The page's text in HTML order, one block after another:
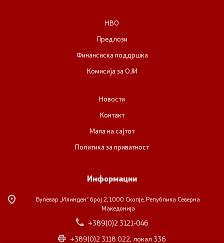
Документи
НВО
Предлози
Финансиска поддршка
Комисија за ОЈИ
Новости
Контакт
Мапа на сајтот
Политика за приватност
Информации
Булевар „Илинден“ број 2, 1000 Скопје, Република Северна
Македонија
+389(0)2 3121-046
+389(0)2 3118 022, локал 336